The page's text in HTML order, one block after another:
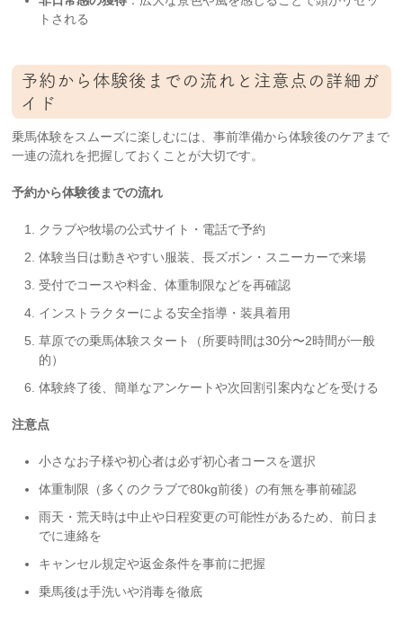
トされる
予約から体験後までの流れと注意点の詳細ガ
イド
乗馬体験をスムーズに楽しむには、事前準備から体験後のケアまで
一連の流れを把握しておくことが大切です。
予約から体験後までの流れ
クラブや牧場の公式サイト・電話で予約
体験当日は動きやすい服装、長ズボン・スニーカーで来場
受付でコースや料金、体重制限などを再確認
インストラクターによる安全指導・装具着用
草原での乗馬体験スタート（所要時間は30分〜2時間が一般
的）
体験終了後、簡単なアンケートや次回割引案内などを受ける
注意点
小さなお子様や初心者は必ず初心者コースを選択
体重制限（多くのクラブで80kg前後）の有無を事前確認
雨天・荒天時は中止や日程変更の可能性があるため、前日ま
でに連絡を
キャンセル規定や返金条件を事前に把握
乗馬後は手洗いや消毒を徹底